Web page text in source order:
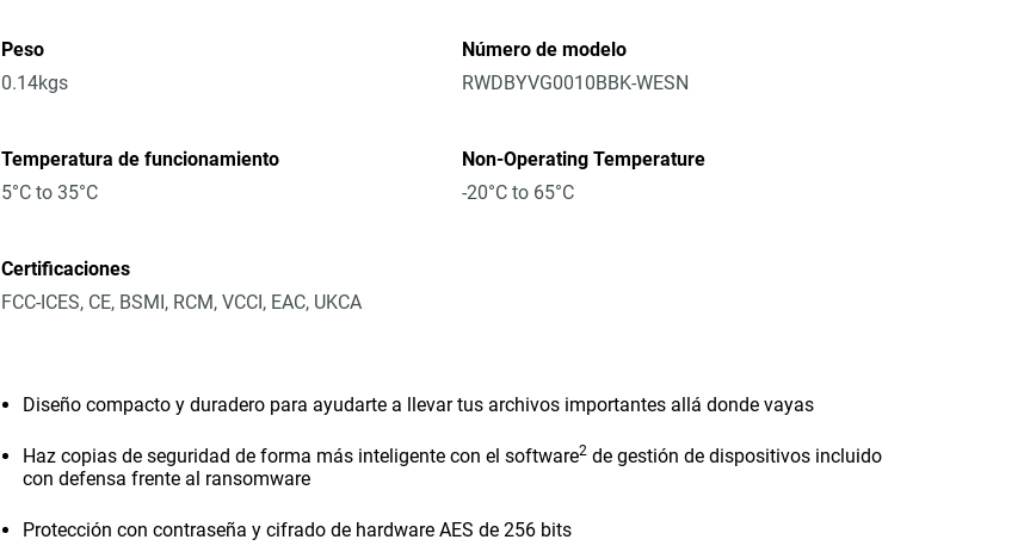
Peso
0.14kgs
Número de modelo
RWDBYVG0010BBK-WESN
Temperatura de funcionamiento
5°C to 35°C
Non-Operating Temperature
-20°C to 65°C
Certificaciones
FCC-ICES, CE, BSMI, RCM, VCCI, EAC, UKCA
Diseño compacto y duradero para ayudarte a llevar tus archivos importantes allá donde vayas
Haz copias de seguridad de forma más inteligente con el software2 de gestión de dispositivos incluido
con defensa frente al ransomware
Protección con contraseña y cifrado de hardware AES de 256 bits